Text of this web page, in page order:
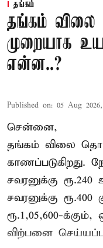
தங்கம்
தங்கம் விலை
முறையாக
என்ன..?
Published on: 05 Aug
சென்னை,
தங்கம் விலை
காணப்படுகிறது.
சவரனுக்கு
சவரனுக்கு
ரூ.1,05,600-க்கும்,
விற்பனை